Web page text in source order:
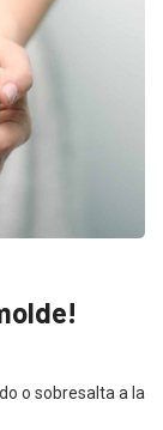
o sobresalta a la